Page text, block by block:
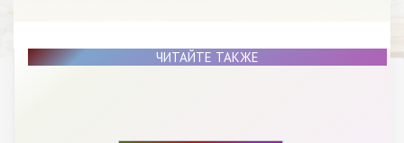
ЧИТАЙТЕ ТАКЖЕ